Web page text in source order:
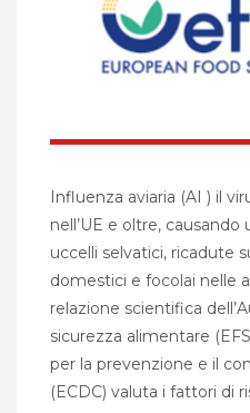
Influenza aviaria (AI ) il
nell’UE e oltre,
uccelli selvatici, ricadute
domestici e focolai nelle
relazione scientifica
sicurezza alimentare
per la prevenzione e il
(ECDC) valuta i fattori di